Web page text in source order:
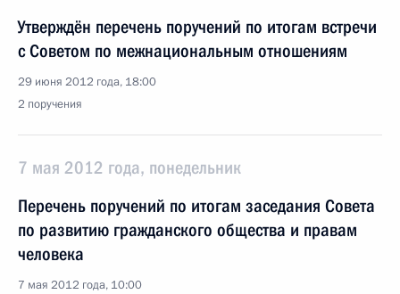
Утверждён перечень поручений по итогам встречи
с Советом по межнациональным отношениям
29 июня 2012 года, 18:00
2 поручения
7 мая 2012 года, понедельник
Перечень поручений по итогам заседания Совета
по развитию гражданского общества и правам
человека
7 мая 2012 года, 10:00